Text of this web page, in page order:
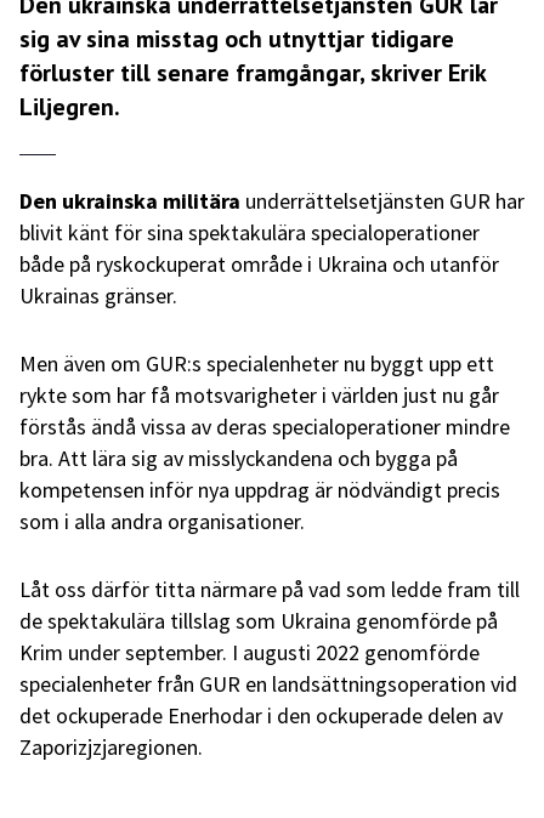
sig av sina misstag och utnyttjar tidigare
förluster till senare framgångar, skriver Erik
Liljegren.
Den ukrainska militära underrättelsetjänsten GUR har
blivit känt för sina spektakulära specialoperationer
både på ryskockuperat område i Ukraina och utanför
Ukrainas gränser.
Men även om GUR:s specialenheter nu byggt upp ett
rykte som har få motsvarigheter i världen just nu går
förstås ändå vissa av deras specialoperationer mindre
bra. Att lära sig av misslyckandena och bygga på
kompetensen inför nya uppdrag är nödvändigt precis
som i alla andra organisationer.
Låt oss därför titta närmare på vad som ledde fram till
de spektakulära tillslag som Ukraina genomförde på
Krim under september. I augusti 2022 genomförde
specialenheter från GUR en landsättningsoperation vid
det ockuperade Enerhodar i den ockuperade delen av
Zaporizjzjaregionen.